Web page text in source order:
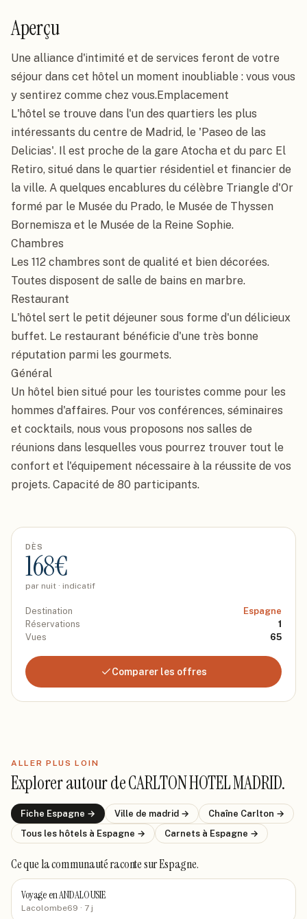
Aperçu
Une alliance d'intimité et de services feront de votre
séjour dans cet hôtel un moment inoubliable : vous vous
y sentirez comme chez vous.Emplacement
L'hôtel se trouve dans l'un des quartiers les plus
intéressants du centre de Madrid, le 'Paseo de las
Delicias'. Il est proche de la gare Atocha et du parc El
Retiro, situé dans le quartier résidentiel et financier de
la ville. A quelques encablures du célèbre Triangle d'Or
formé par le Musée du Prado, le Musée de Thyssen
Bornemisza et le Musée de la Reine Sophie.
Chambres
Les 112 chambres sont de qualité et bien décorées.
Toutes disposent de salle de bains en marbre.
Restaurant
L'hôtel sert le petit déjeuner sous forme d'un délicieux
buffet. Le restaurant bénéficie d'une très bonne
réputation parmi les gourmets.
Général
Un hôtel bien situé pour les touristes comme pour les
hommes d'affaires. Pour vos conférences, séminaires
et cocktails, nous vous proposons nos salles de
réunions dans lesquelles vous pourrez trouver tout le
confort et l'équipement nécessaire à la réussite de vos
projets. Capacité de 80 participants.
DÈS
168€
par nuit · indicatif
Destination
Espagne
Réservations
1
Vues
65
Comparer les offres
ALLER PLUS LOIN
Explorer autour deCARLTON HOTEL MADRID.
Fiche Espagne → Ville de madrid → Chaîne Carlton →
Tous les hôtels à Espagne → Carnets à Espagne →
Ce que la communauté racontesur Espagne.
Voyage en ANDALOUSIE
Lacolombe69 · 7 j